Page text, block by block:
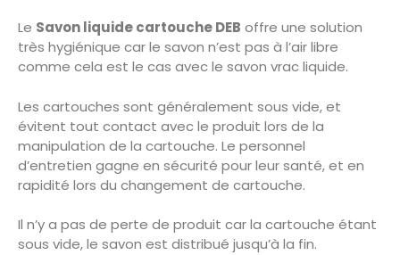
Le Savon liquide cartouche DEB offre une solution
très hygiénique car le savon n’est pas à l’air libre
comme cela est le cas avec le savon vrac liquide.
Les cartouches sont généralement sous vide, et
évitent tout contact avec le produit lors de la
manipulation de la cartouche. Le personnel
d’entretien gagne en sécurité pour leur santé, et en
rapidité lors du changement de cartouche.
Il n’y a pas de perte de produit car la cartouche étant
sous vide, le savon est distribué jusqu’à la fin.